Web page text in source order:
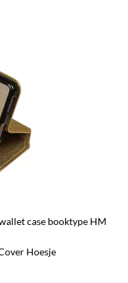
case booktype HM
Hoesje